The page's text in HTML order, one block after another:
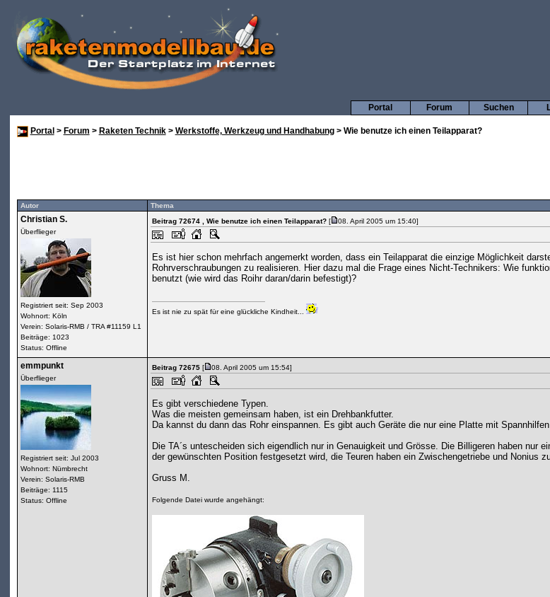
Suchen
Forum
Portal
Portal > Forum > Raketen Technik> Werkstoffe, Werkzeug und Handhabung> Wie benutze ich einen Teilapparat?
Autor Thema
Christian S.
Überflieger
Registriert seit: Sep 2003
Wohnort: Köln
Verein: Solaris-RMB / TRA #11159 L1
Beiträge: 1023
Status: Offline
Beitrag 72674 , Wie benutze ich einen Teilapparat?[
08. April 2005 um 15:40]
Es ist hier schon mehrfach angemerkt worden, dass ein Teilapparat die einzige Möglichkeit
Rohrverschraubungen zu realisieren. Hier dazu mal die Frage eines Nicht-Technikers: Wie
benutzt (wie wird das Roihr daran/darin befestigt)?
Es ist nie zu spät für eine glückliche Kindheit...
emmpunkt
Überflieger
Registriert seit: Jul 2003
Wohnort: Nümbrecht
Verein: Solaris-RMB
Beiträge: 1115
Status: Offline
Beitrag 72675[
08. April 2005 um 15:54]
Es gibt verschiedene Typen.
Was die meisten gemeinsam haben, ist ein Drehbankfutter.
Da kannst du dann das Rohr einspannen. Es gibt auch Geräte die nur eine Platte mit
Die TA´s untescheiden sich eigendlich nur in Genauigkeit und Grösse. Die Billigeren haben nur
der gewünschten Position festgesetzt wird, die Teuren haben ein Zwischengetriebe und Nonius
Gruss M.
Folgende Datei wurde angehängt: